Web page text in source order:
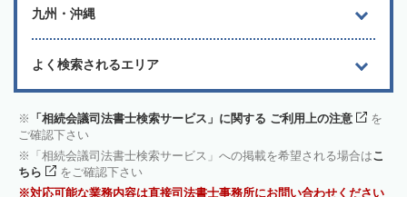
九州・沖縄
よく検索されるエリア
「相続会議司法書士検索サービス」に関する ご利用上の注意
を
ご確認下さい
「相続会議司法書士検索サービス」への掲載を希望される場合はこ
ちら
をご確認下さい
対応可能な業務内容は直接司法書士事務所にお問い合わせください